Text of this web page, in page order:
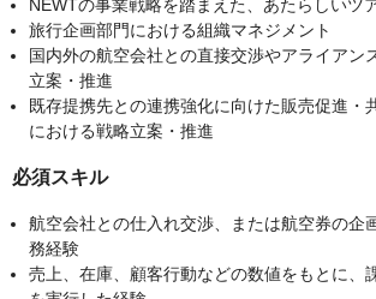
NEWTの事業戦略を踏まえた、あたらしいツ
旅行企画部門における組織マネジメント
国内外の航空会社との直接交渉やアライアン
立案・推進
既存提携先との連携強化に向けた販売促進・
における戦略立案・推進
必須スキル
航空会社との仕入れ交渉、または航空券の企
務経験
売上、在庫、顧客行動などの数値をもとに、